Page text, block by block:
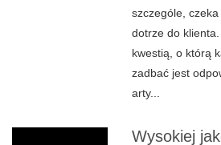
szczególe,
dotrze do
kwestią, o którą
zadbać jest
arty...
Wysokiej